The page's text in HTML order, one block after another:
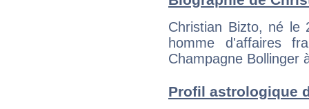
Christian Bizto, né le
homme d'affaires
Champagne Bollinger
Profil astrologique